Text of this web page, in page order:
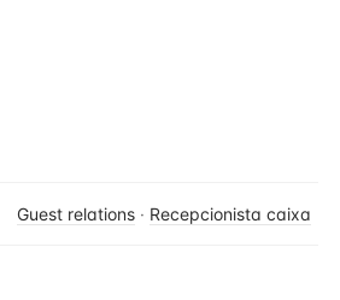
Guest relations · Recepcionista caixa